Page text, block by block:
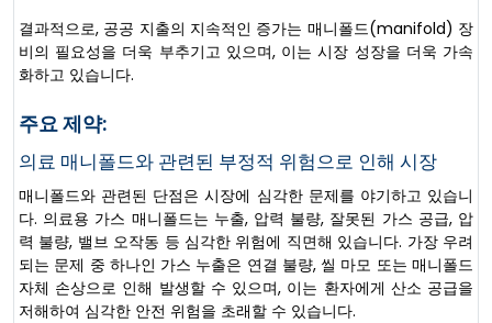
결과적으로, 공공 지출의 지속적인 증가는 매니폴드(manifold) 장
비의 필요성을 더욱 부추기고 있으며, 이는 시장 성장을 더욱 가속
화하고 있습니다.
주요 제약:
의료 매니폴드와 관련된 부정적 위험으로 인해 시장
매니폴드와 관련된 단점은 시장에 심각한 문제를 야기하고 있습니
다. 의료용 가스 매니폴드는 누출, 압력 불량, 잘못된 가스 공급, 압
력 불량, 밸브 오작동 등 심각한 위험에 직면해 있습니다. 가장 우려
되는 문제 중 하나인 가스 누출은 연결 불량, 씰 마모 또는 매니폴드
자체 손상으로 인해 발생할 수 있으며, 이는 환자에게 산소 공급을
저해하여 심각한 안전 위험을 초래할 수 있습니다.